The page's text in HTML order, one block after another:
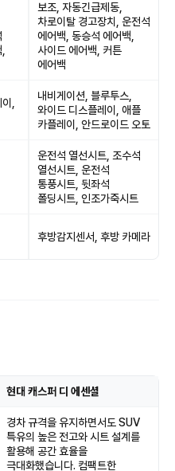
보조, 자동긴급제동,
차로이탈 경고장치, 운전석
에어백, 동승석 에어백,
사이드 에어백, 커튼
에어백
,
내비게이션, 블루투스,
와이드 디스플레이, 애플
카플레이, 안드로이드 오토
운전석 열선시트, 조수석
열선시트, 운전석
통풍시트, 뒷좌석
폴딩시트, 인조가죽시트
후방감지센서, 후방 카메라
현대 캐스퍼 디 에센셜
경차 규격을 유지하면서도 SUV
특유의 높은 전고와 시트 설계를
활용해 공간 효율을
극대화했습니다. 컴팩트한